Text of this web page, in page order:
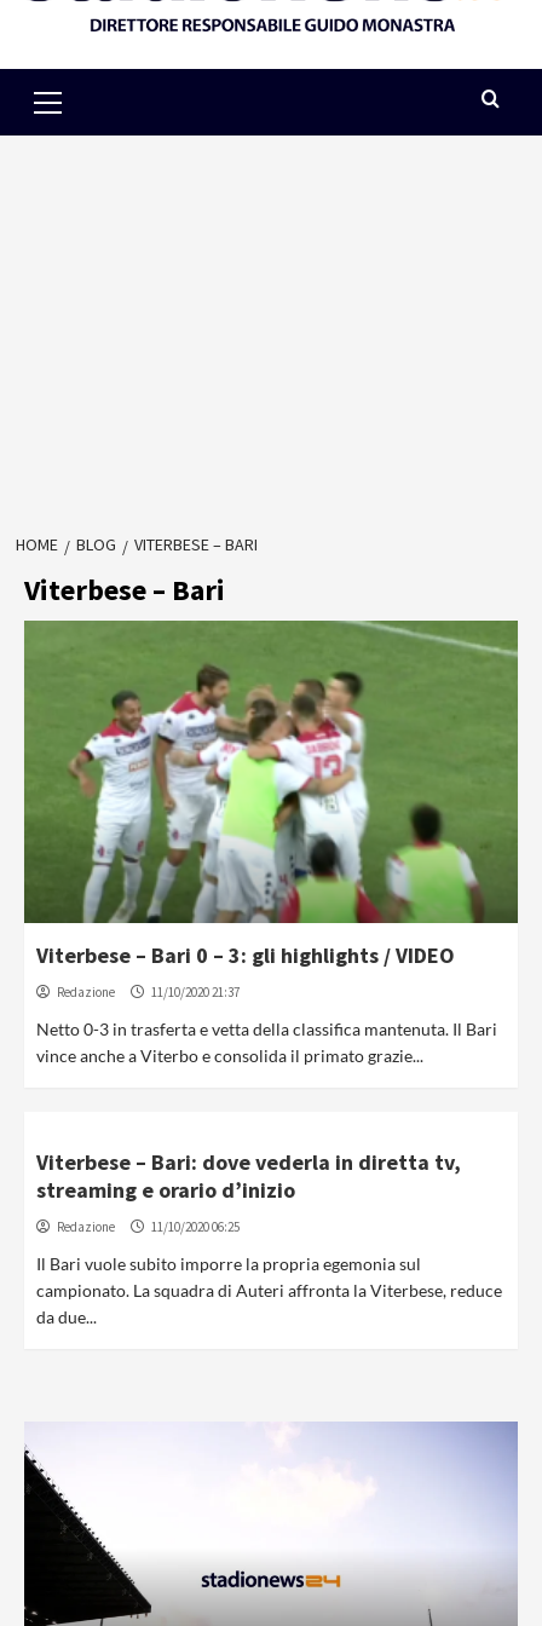
Menu
HOME BLOG VITERBESE – BARI
Viterbese – Bari
Viterbese – Bari 0 – 3: gli highlights / VIDEO
Redazione 11/10/2020 21:37
Netto 0-3 in trasferta e vetta della classifica mantenuta. Il Bari
vince anche a Viterbo e consolida il primato grazie...
Viterbese – Bari: dove vederla in diretta tv,
streaming e orario d’inizio
Redazione 11/10/2020 06:25
Il Bari vuole subito imporre la propria egemonia sul
campionato. La squadra di Auteri affronta la Viterbese, reduce
da due...